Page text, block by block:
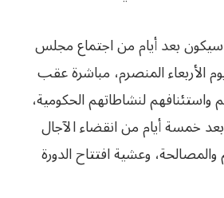
سيكون بعد أيام من اجتماع مجلس
الأربعاء المنصرم، مباشرة عقب
واستئنافهم لنشاطاتهم الحكومية،
خمسة أيام من انقضاء الآجال